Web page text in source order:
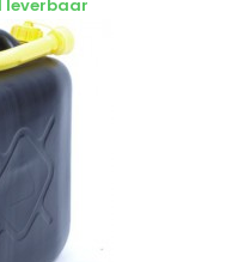
leverbaar